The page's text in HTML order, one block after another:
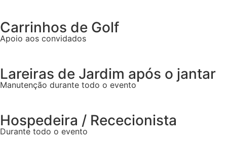
Carrinhos de Golf
Apoio aos convidados
Lareiras de Jardim após o jantar
Manutenção durante todo o evento
Hospedeira / Rececionista
Durante todo o evento